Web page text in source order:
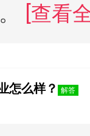
[查看
怎么样？ 解答